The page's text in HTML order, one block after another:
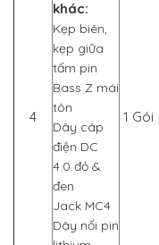
4
khác:
Kẹp biên,
kẹp giữa
tấm pin
Bass Z mái
tôn
Dây cáp
điện DC
4.0 đỏ &
đen
Jack MC4
Dây nối pin
1 Gói